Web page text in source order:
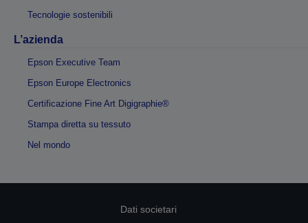
Tecnologie sostenibili
L’azienda
Epson Executive Team
Epson Europe Electronics
Certificazione Fine Art Digigraphie®
Stampa diretta su tessuto
Nel mondo
Dati societari